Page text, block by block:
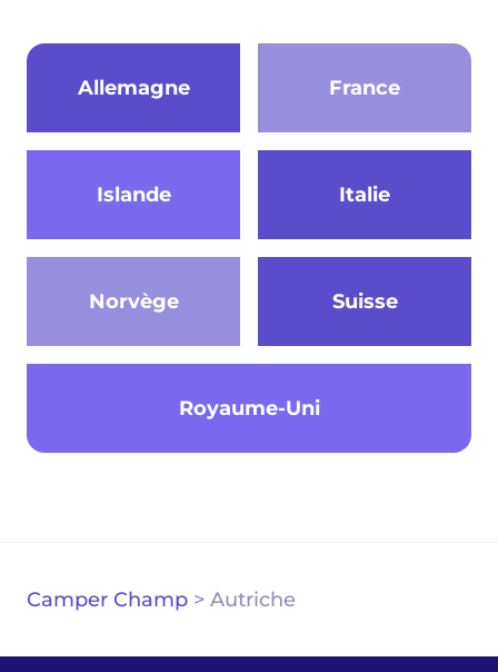
Allemagne France
Islande Italie
Norvège
Royaume-Uni
Suisse
Camper Champ > Autriche